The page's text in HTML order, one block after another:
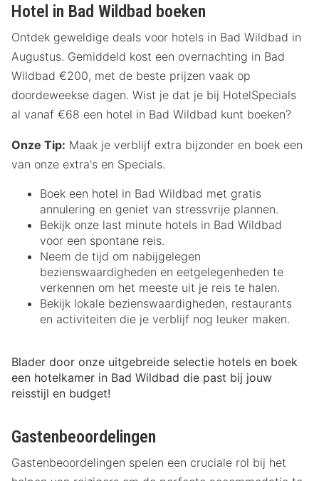
Hotel in Bad Wildbad boeken
Ontdek geweldige deals voor hotels in Bad Wildbad in
Augustus. Gemiddeld kost een overnachting in Bad
Wildbad €200, met de beste prijzen vaak op
doordeweekse dagen. Wist je dat je bij HotelSpecials
al vanaf €68 een hotel in Bad Wildbad kunt boeken?
Onze Tip: Maak je verblijf extra bijzonder en boek een
van onze extra's en Specials.
Boek een hotel in Bad Wildbad met gratis
annulering en geniet van stressvrije plannen.
Bekijk onze last minute hotels in Bad Wildbad
voor een spontane reis.
Neem de tijd om nabijgelegen
bezienswaardigheden en eetgelegenheden te
verkennen om het meeste uit je reis te halen.
Bekijk lokale bezienswaardigheden, restaurants
en activiteiten die je verblijf nog leuker maken.
Blader door onze uitgebreide selectie hotels en boek
een hotelkamer in Bad Wildbad die past bij jouw
reisstijl en budget!
Gastenbeoordelingen
Gastenbeoordelingen spelen een cruciale rol bij het